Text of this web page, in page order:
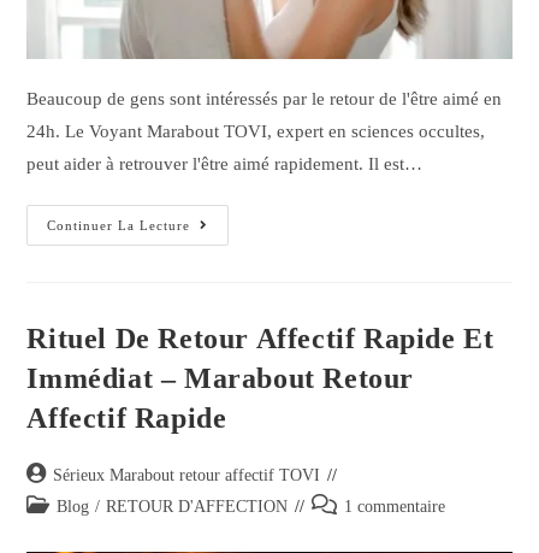
Beaucoup de gens sont intéressés par le retour de l'être aimé en
24h. Le Voyant Marabout TOVI, expert en sciences occultes,
peut aider à retrouver l'être aimé rapidement. Il est…
Continuer La Lecture
Rituel De Retour Affectif Rapide Et
Immédiat – Marabout Retour
Affectif Rapide
Sérieux Marabout retour affectif TOVI
Blog / RETOUR D'AFFECTION 1 commentaire